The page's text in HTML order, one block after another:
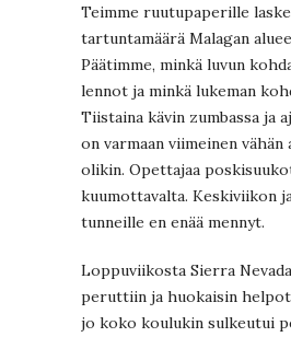
Teimme ruutupaperille
tartuntamäärä Malagan
Päätimme, minkä luvun
lennot ja minkä lukeman
Tiistaina kävin zumbassa ja
on varmaan viimeinen vähän
olikin. Opettajaa
kuumottavalta. Keskiviikon
tunneille en enää mennyt.
Loppuviikosta Sierra
peruttiin ja huokaisin
jo koko koulukin sulkeutui